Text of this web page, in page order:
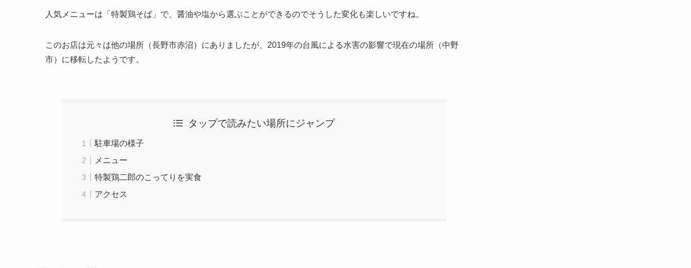
人気メニューは「特製鶏そば」で、醤油や塩から選ぶことができるのでそうした変化も楽しいですね。
このお店は元々は他の場所（長野市赤沼）にありましたが、2019年の台風による水害の影響で現在の場所（中野
市）に移転したようです。
タップで読みたい場所にジャンプ
駐車場の様子
メニュー
特製鶏二郎のこってりを実食
アクセス